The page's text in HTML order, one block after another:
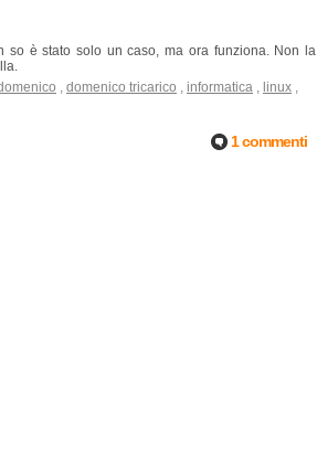
so è stato solo un caso, ma ora funziona. Non la
, domenico tricarico , informatica , linux ,
1 commenti